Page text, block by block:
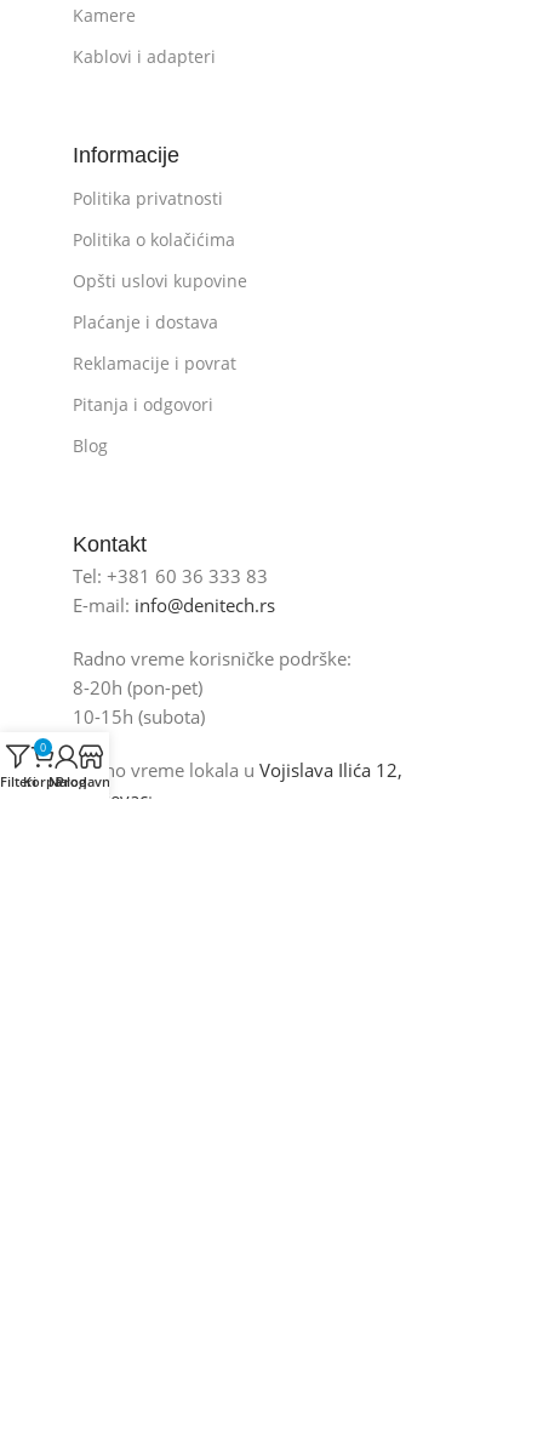
Kamere
Kablovi i adapteri
Informacije
Politika privatnosti
Politika o kolačićima
Opšti uslovi kupovine
Plaćanje i dostava
Reklamacije i povrat
Pitanja i odgovori
Blog
Kontakt
Tel: +381 60 36 333 83
E-mail: info@denitech.rs
Radno vreme korisničke podrške:
8-20h (pon-pet)
10-15h (subota)
Radno vreme lokala u Vojislava Ilića 12,
Kruševac:
Filteri
0
KorpaNalog
Prodavnica